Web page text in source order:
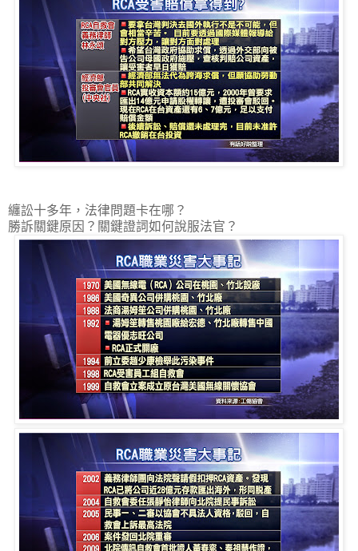
纏訟十多年，法律問題卡在哪？
勝訴關鍵原因？關鍵證詞如何說服法官？